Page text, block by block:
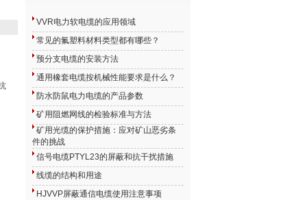
VVR电力软电缆的应用领域
常见的氟塑料材料类型都有哪些？
预分支电缆的安装方法
通用橡套电缆按机械性能要求是什么？
防水防鼠电力电缆的产品参数
矿用阻燃网线的检验标准与方法
矿用光缆的保护措施：应对矿山恶劣条
件的挑战
信号电缆PTYL23的屏蔽和抗干扰措施
线缆的结构和用途
HJVVP屏蔽通信电缆使用注意事项